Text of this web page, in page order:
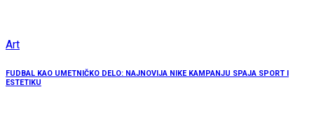
Art
FUDBAL KAO UMETNIČKO DELO: NAJNOVIJA NIKE KAMPANJU SPAJA SPORT I
ESTETIKU